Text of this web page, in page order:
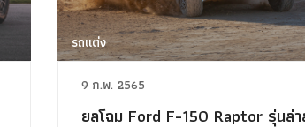
รถแต่ง
9 ก.พ. 2565
ยลโฉม Ford F-150 Raptor รุ่นล่